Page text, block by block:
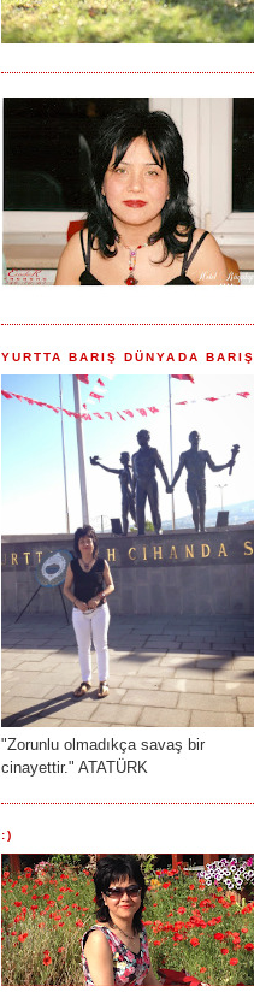
YURTTA BARIŞ DÜNYADA BARIŞ
"Zorunlu olmadıkça savaş bir
cinayettir." ATATÜRK
:)